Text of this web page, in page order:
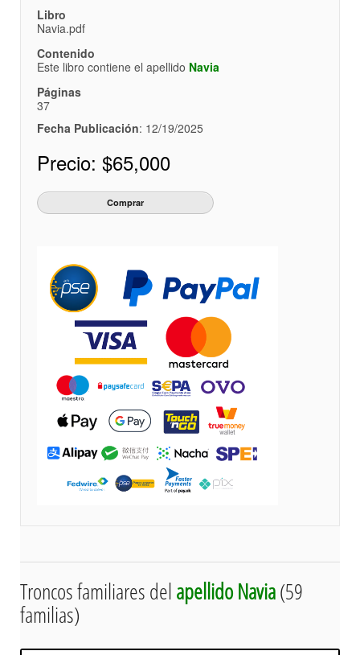
Libro
Navia.pdf
Contenido
Este libro contiene el apellido Navia
Páginas
37
Fecha Publicación: 12/19/2025
Precio: $65,000
Troncos familiares delapellido Navia(59
familias)